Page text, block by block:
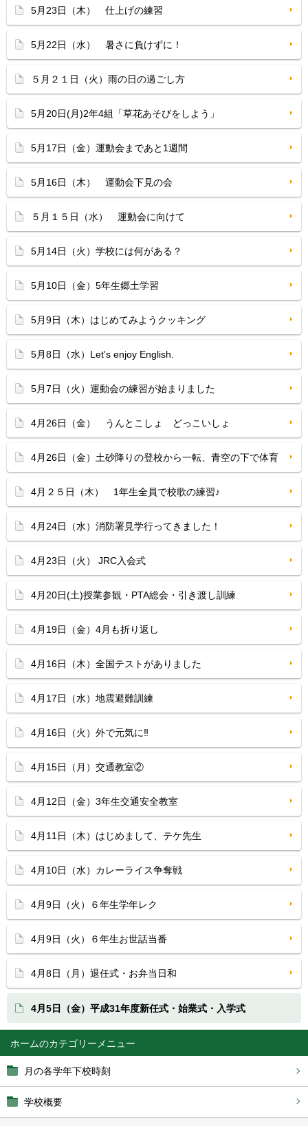
ホーム
月の各学年下校時刻
学校概要
5月23日（木） 仕上げの練習
5月22日（水） 暑さに負けずに！
５月２１日（火）雨の日の過ごし方
5月20日(月)2年4組「草花あそびをしよう」
5月17日（金）運動会まであと1週間
5月16日（木） 運動会下見の会
５月１５日（水） 運動会に向けて
5月14日（火）学校には何がある？
5月10日（金）5年生郷土学習
5月9日（木）はじめてみようクッキング
5月8日（水）Let's enjoy English.
5月7日（火）運動会の練習が始まりました
4月26日（金） うんとこしょ どっこいしょ
4月26日（金）土砂降りの登校から一転、青空の下で体育
4月２５日（木） 1年生全員で校歌の練習♪
4月24日（水）消防署見学行ってきました！
4月23日（火） JRC入会式
4月20日(土)授業参観・PTA総会・引き渡し訓練
4月19日（金）4月も折り返し
4月16日（木）全国テストがありました
4月17日（水）地震避難訓練
4月16日（火）外で元気に‼
4月15日（月）交通教室②
4月12日（金）3年生交通安全教室
4月11日（木）はじめまして、テケ先生
4月10日（水）カレーライス争奪戦
4月9日（火）６年生学年レク
4月9日（火）６年生お世話当番
4月8日（月）退任式・お弁当日和
4月5日（金）平成31年度新任式・始業式・入学式